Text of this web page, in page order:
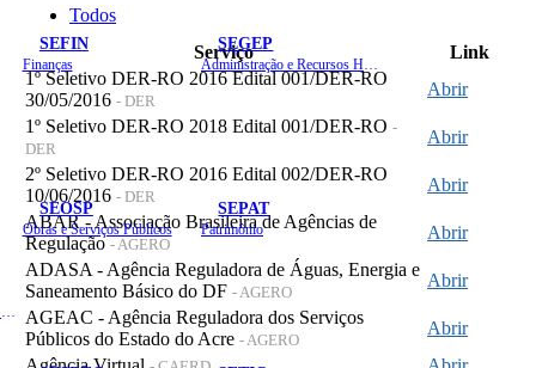
SEFIN
Finanças
SEGEP
SEOSP
Obras e Serviços Públicos
SEPAT
Patrimônio
Todos
Serviço
Link
1º Seletivo DER-RO 2016 Edital 001/DER-RO
30/05/2016 - DER
Abrir
1º Seletivo DER-RO 2018 Edital 001/DER-RO -
DER
Abrir
2º Seletivo DER-RO 2016 Edital 002/DER-RO
10/06/2016 - DER
Abrir
ABAR - Associação Brasileira de Agências de
Regulação- AGERO
Abrir
ADASA - Agência Reguladora de Águas, Energia e
Saneamento Básico do DF - AGERO
Abrir
AGEAC - Agência Reguladora dos Serviços
Públicos do Estado do Acre - AGERO
Abrir